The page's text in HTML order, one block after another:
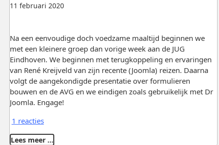
11 februari 2020
Na een eenvoudige doch voedzame maaltijd beginnen we
met een kleinere groep dan vorige week aan de JUG
Eindhoven. We beginnen met terugkoppeling en ervaringen
van René Kreijveld van zijn recente (Joomla) reizen. Daarna
volgt de aangekondigde presentatie over formulieren
bouwen en de AVG en we eindigen zoals gebruikelijk met Dr
Joomla. Engage!
1 reacties
Lees meer …